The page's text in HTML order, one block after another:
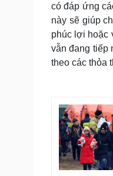
có đáp ứng
này sẽ giúp
phúc lợi hoặc
vẫn đang tiếp
theo các thỏa